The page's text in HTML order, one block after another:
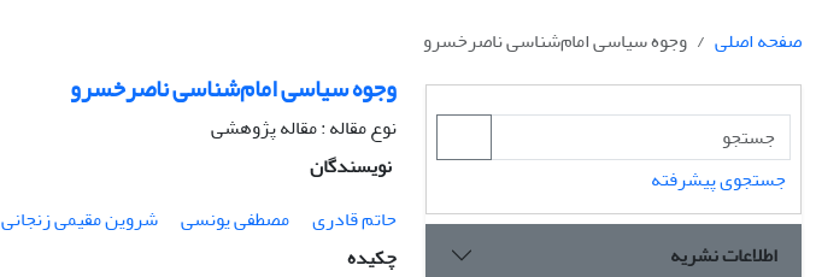
صفحه اصلی وجوه سیاسی امام‌شناسی ناصرخسرو
وجوه سیاسی امام‌شناسی ناصرخسرو
نوع مقاله : مقاله پژوهشی
نویسندگان
حاتم قادری
مصطفی یونسی
شروین مقیمی زنجانی
چکیده
جستجوی پیشرفته
اطلاعات نشریه